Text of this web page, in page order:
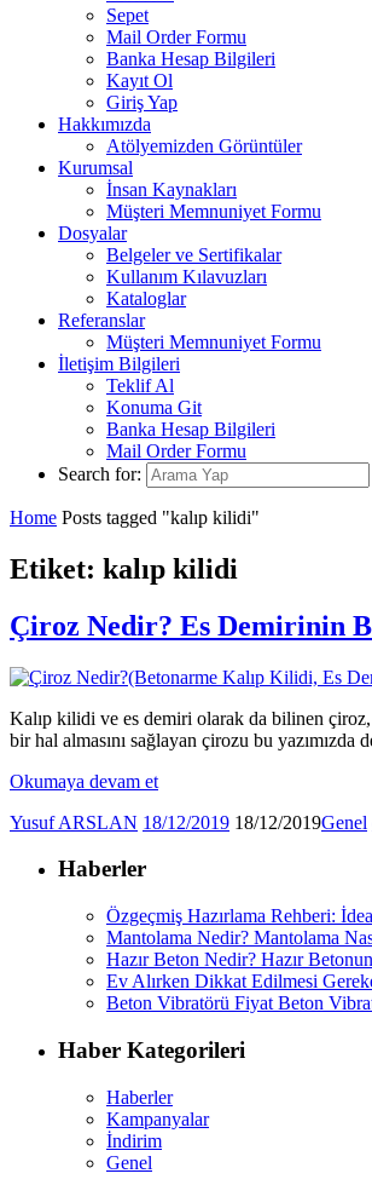
Sepet
Mail Order Formu
Banka Hesap Bilgileri
Kayıt Ol
Giriş Yap
Hakkımızda
Atölyemizden Görüntüler
Kurumsal
İnsan Kaynakları
Müşteri Memnuniyet Formu
Dosyalar
Belgeler ve Sertifikalar
Kullanım Kılavuzları
Kataloglar
Referanslar
Müşteri Memnuniyet Formu
İletişim Bilgileri
Teklif Al
Konuma Git
Banka Hesap Bilgileri
Mail Order Formu
Search for:
Home Posts tagged "kalıp kilidi"
Etiket: kalıp kilidi
Çiroz Nedir? Es Demirinin
Kalıp kilidi ve es demiri olarak da bilinen çiroz,
bir hal almasını sağlayan çirozu bu
Okumaya devam et
Yusuf ARSLAN 18/12/2019 18/12/2019Genel
Haberler
Özgeçmiş Hazırlama Rehberi:
Mantolama Nedir? Mantolama
Hazır Beton Nedir? Hazır
Ev Alırken Dikkat Edilmesi
Beton Vibratörü Fiyat Beton
Haber Kategorileri
Haberler
Kampanyalar
İndirim
Genel